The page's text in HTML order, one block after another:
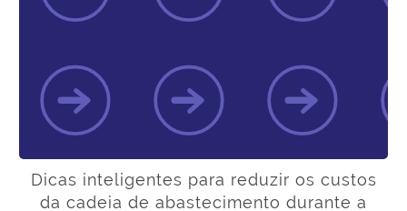
Dicas inteligentes para reduzir os custos
da cadeia de abastecimento durante a